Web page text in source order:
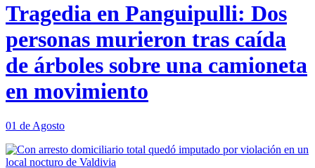
Tragedia en Panguipulli: Dos
personas murieron tras caída
de árboles sobre una camioneta
en movimiento
01 de Agosto